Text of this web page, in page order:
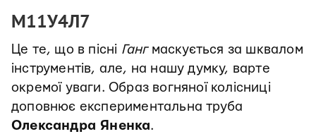
М11У4Л7
Це те, що в пісні Гангмаскується за шквалом
інструментів, але, на нашу думку, варте
окремої уваги. Образ вогняної колісниці
доповнює експериментальна труба
Олександра Яненка.